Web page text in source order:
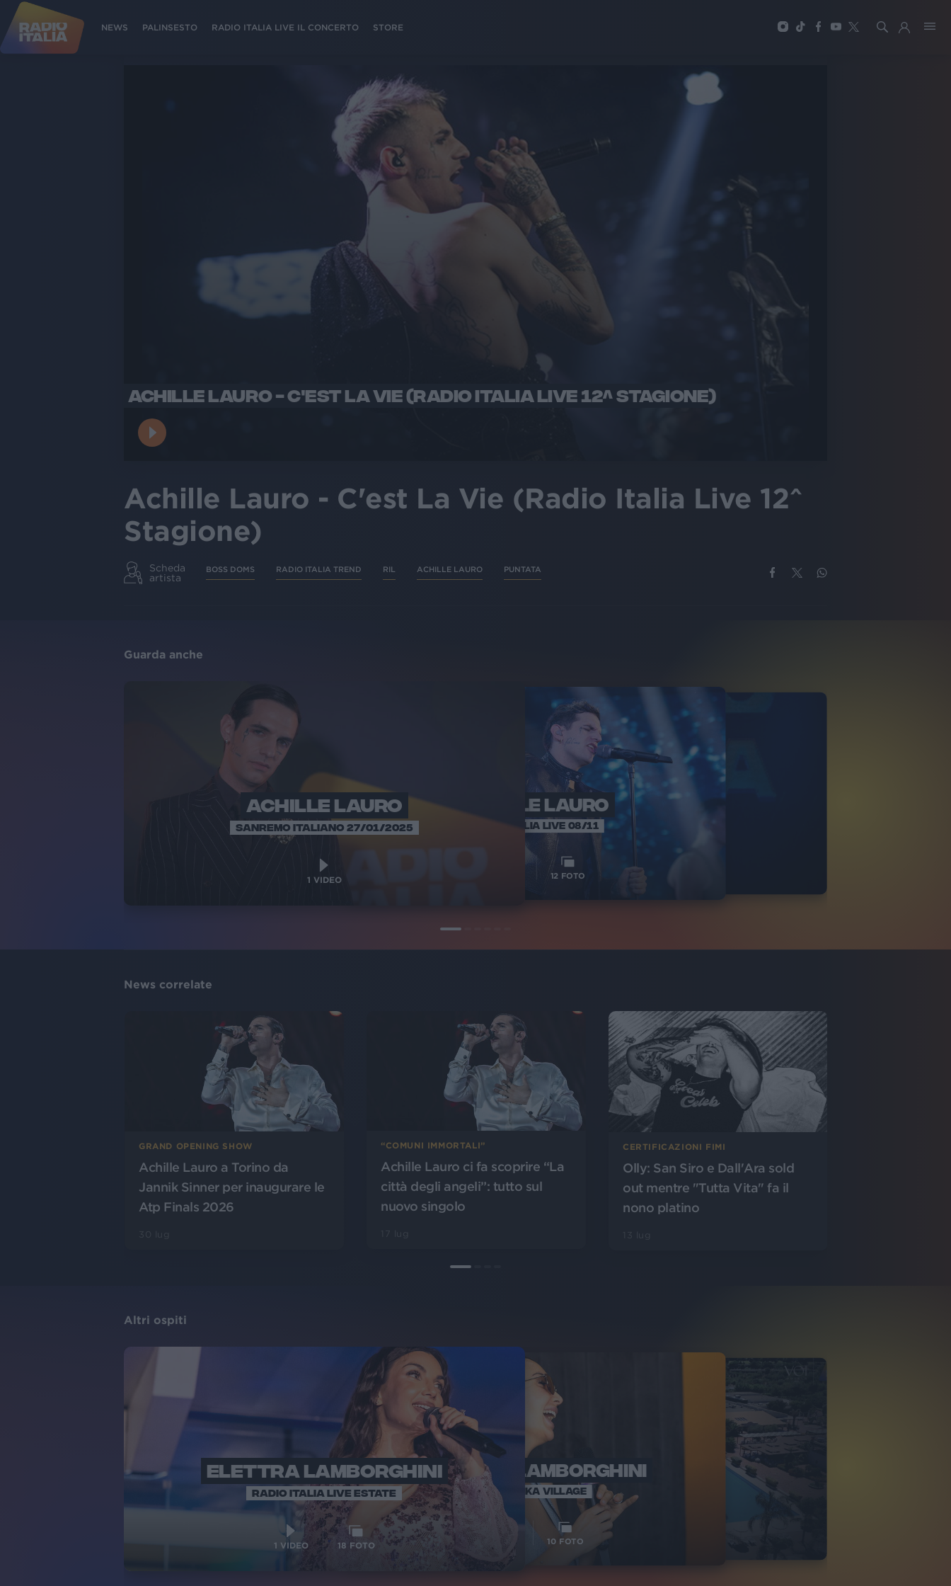
NEWS PALINSESTO RADIO ITALIA LIVE IL CONCERTO STORE
ACHILLE LAURO - C'EST LA VIE (RADIO ITALIA LIVE 12^ STAGIONE)
Achille Lauro - C'est La Vie (Radio Italia Live 12^
Stagione)
Scheda
artista
BOSS DOMS RADIO ITALIA TREND RIL ACHILLE LAURO PUNTATA
Guarda anche
ACHILLE LAURO
SANREMO ITALIANO 27/01/2025
1 VIDEO
ACHILLE LAURO
RADIO ITALIA LIVE 08/11
12 FOTO
ACHILLE LAURO
RADIO ITALIA LIVE
News correlate
GRAND OPENING SHOW
Achille Lauro a Torino da
Jannik Sinner per inaugurare le
Atp Finals 2026
“COMUNI IMMORTALI”
Achille Lauro ci fa scoprire “La
città degli angeli”: tutto sul
nuovo singolo
CERTIFICAZIONI FIMI
Olly: San Siro e Dall'Ara sold
out mentre "Tutta Vita" fa il
nono platino
Altri ospiti
ELETTRA LAMBORGHINI
RADIO ITALIA LIVE ESTATE
1 VIDEO 18 FOTO
ELETTRA LAMBORGHINI
VOI TANKA VILLAGE
10 FOTO
RADIO ITALIA
VOI TANKA VILLAGE